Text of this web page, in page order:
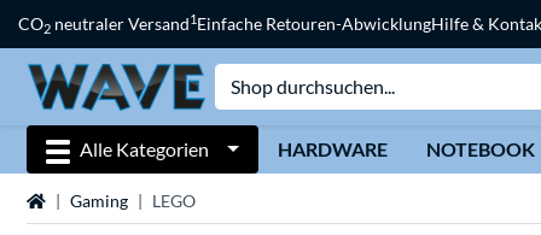
CO2 neutraler Versand1Einfache Retouren-AbwicklungHilfe &
Alle Kategorien HARDWARE NOTEBOOK
StartseiteGaming LEGO